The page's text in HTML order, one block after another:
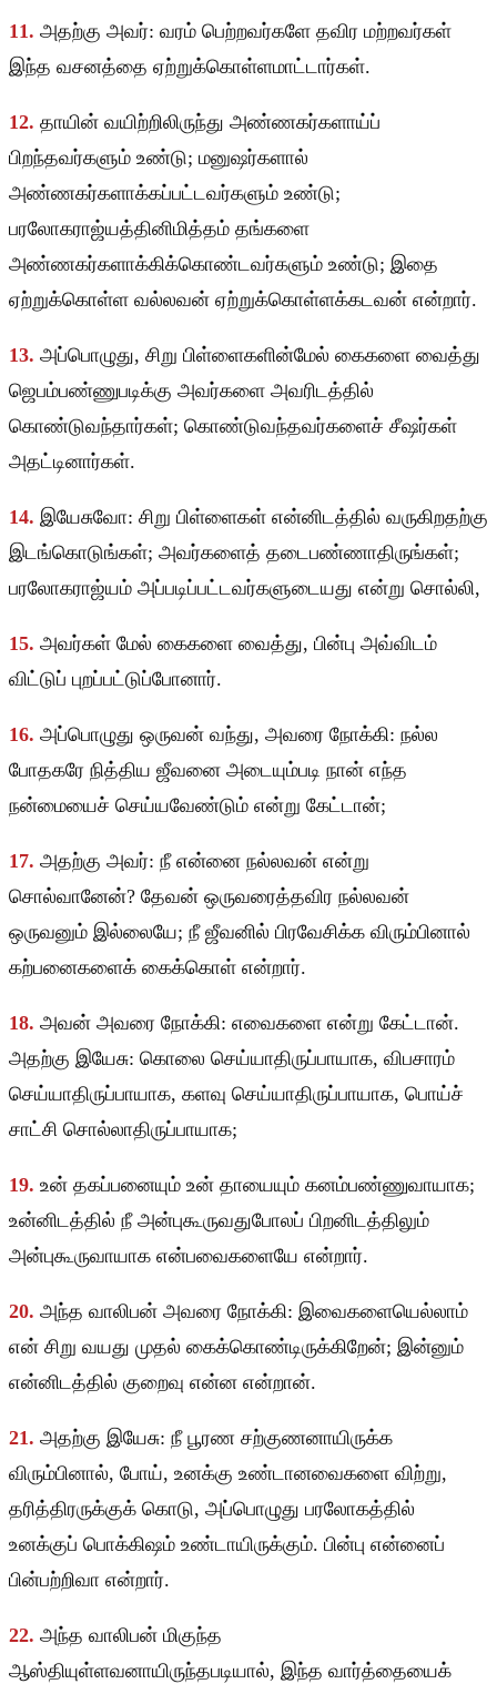
11. அதற்கு அவர்: வரம் பெற்றவர்களே தவிர மற்றவர்கள்
இந்த வசனத்தை ஏற்றுக்கொள்ளமாட்டார்கள்.
12. தாயின் வயிற்றிலிருந்து அண்ணகர்களாய்ப்
பிறந்தவர்களும் உண்டு; மனுஷர்களால்
அண்ணகர்களாக்கப்பட்டவர்களும் உண்டு;
பரலோகராஜ்யத்தினிமித்தம் தங்களை
அண்ணகர்களாக்கிக்கொண்டவர்களும் உண்டு; இதை
ஏற்றுக்கொள்ள வல்லவன் ஏற்றுக்கொள்ளக்கடவன் என்றார்.
13. அப்பொழுது, சிறு பிள்ளைகளின்மேல் கைகளை வைத்து
ஜெபம்பண்ணுபடிக்கு அவர்களை அவரிடத்தில்
கொண்டுவந்தார்கள்; கொண்டுவந்தவர்களைச் சீஷர்கள்
அதட்டினார்கள்.
14. இயேசுவோ: சிறு பிள்ளைகள் என்னிடத்தில் வருகிறதற்கு
இடங்கொடுங்கள்; அவர்களைத் தடைபண்ணாதிருங்கள்;
பரலோகராஜ்யம் அப்படிப்பட்டவர்களுடையது என்று சொல்லி,
15. அவர்கள் மேல் கைகளை வைத்து, பின்பு அவ்விடம்
விட்டுப் புறப்பட்டுப்போனார்.
16. அப்பொழுது ஒருவன் வந்து, அவரை நோக்கி: நல்ல
போதகரே நித்திய ஜீவனை அடையும்படி நான் எந்த
நன்மையைச் செய்யவேண்டும் என்று கேட்டான்;
17. அதற்கு அவர்: நீ என்னை நல்லவன் என்று
சொல்வானேன்? தேவன் ஒருவரைத்தவிர நல்லவன்
ஒருவனும் இல்லையே; நீ ஜீவனில் பிரவேசிக்க விரும்பினால்
கற்பனைகளைக் கைக்கொள் என்றார்.
18. அவன் அவரை நோக்கி: எவைகளை என்று கேட்டான்.
அதற்கு இயேசு: கொலை செய்யாதிருப்பாயாக, விபசாரம்
செய்யாதிருப்பாயாக, களவு செய்யாதிருப்பாயாக, பொய்ச்
சாட்சி சொல்லாதிருப்பாயாக;
19. உன் தகப்பனையும் உன் தாயையும் கனம்பண்ணுவாயாக;
உன்னிடத்தில் நீ அன்புகூருவதுபோலப் பிறனிடத்திலும்
அன்புகூருவாயாக என்பவைகளையே என்றார்.
20. அந்த வாலிபன் அவரை நோக்கி: இவைகளையெல்லாம்
என் சிறு வயது முதல் கைக்கொண்டிருக்கிறேன்; இன்னும்
என்னிடத்தில் குறைவு என்ன என்றான்.
21. அதற்கு இயேசு: நீ பூரண சற்குணனாயிருக்க
விரும்பினால், போய், உனக்கு உண்டானவைகளை விற்று,
தரித்திரருக்குக் கொடு, அப்பொழுது பரலோகத்தில்
உனக்குப் பொக்கிஷம் உண்டாயிருக்கும். பின்பு என்னைப்
பின்பற்றிவா என்றார்.
22. அந்த வாலிபன் மிகுந்த
ஆஸ்தியுள்ளவனாயிருந்தபடியால், இந்த வார்த்தையைக்